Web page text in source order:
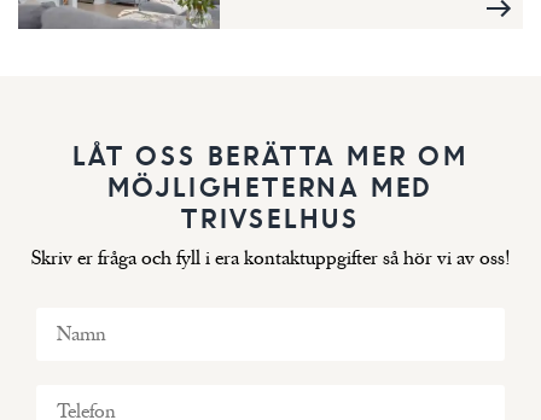
LÅT OSS BERÄTTA MER OM
MÖJLIGHETERNA MED
TRIVSELHUS
Skriv er fråga och fyll i era kontaktuppgifter så hör vi av oss!